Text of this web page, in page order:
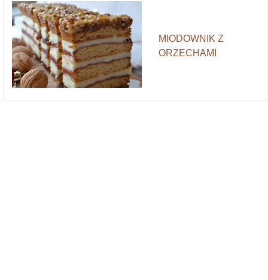
MIODOWNIK Z
ORZECHAMI